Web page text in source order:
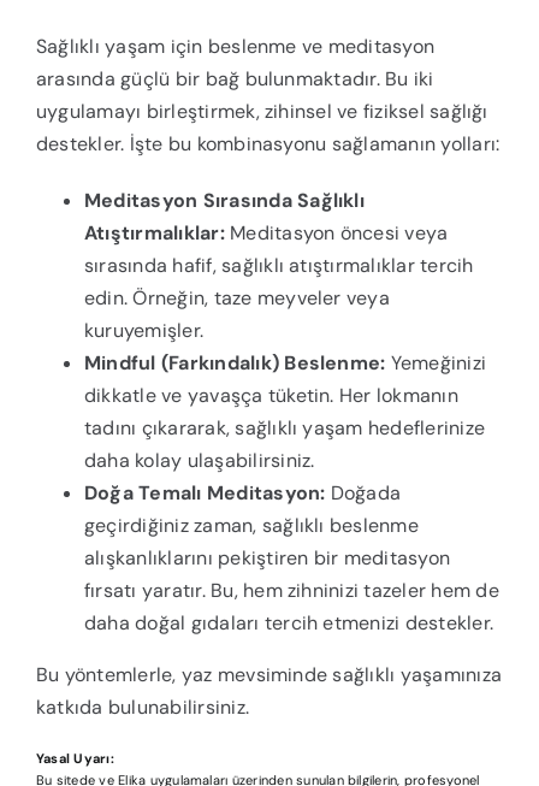
Sağlıklı yaşam için beslenme ve meditasyon
arasında güçlü bir bağ bulunmaktadır. Bu iki
uygulamayı birleştirmek, zihinsel ve fiziksel sağlığı
destekler. İşte bu kombinasyonu sağlamanın yolları:
Meditasyon Sırasında Sağlıklı
Atıştırmalıklar:Meditasyon öncesi veya
sırasında hafif, sağlıklı atıştırmalıklar tercih
edin. Örneğin, taze meyveler veya
kuruyemişler.
Mindful (Farkındalık) Beslenme: Yemeğinizi
dikkatle ve yavaşça tüketin. Her lokmanın
tadını çıkararak, sağlıklı yaşam hedeflerinize
daha kolay ulaşabilirsiniz.
Doğa Temalı Meditasyon: Doğada
geçirdiğiniz zaman, sağlıklı beslenme
alışkanlıklarını pekiştiren bir meditasyon
fırsatı yaratır. Bu, hem zihninizi tazeler hem de
daha doğal gıdaları tercih etmenizi destekler.
Bu yöntemlerle, yaz mevsiminde sağlıklı yaşamınıza
katkıda bulunabilirsiniz.
Yasal Uyarı:
Bu sitede ve Elika uygulamaları üzerinden sunulan bilgilerin, profesyonel